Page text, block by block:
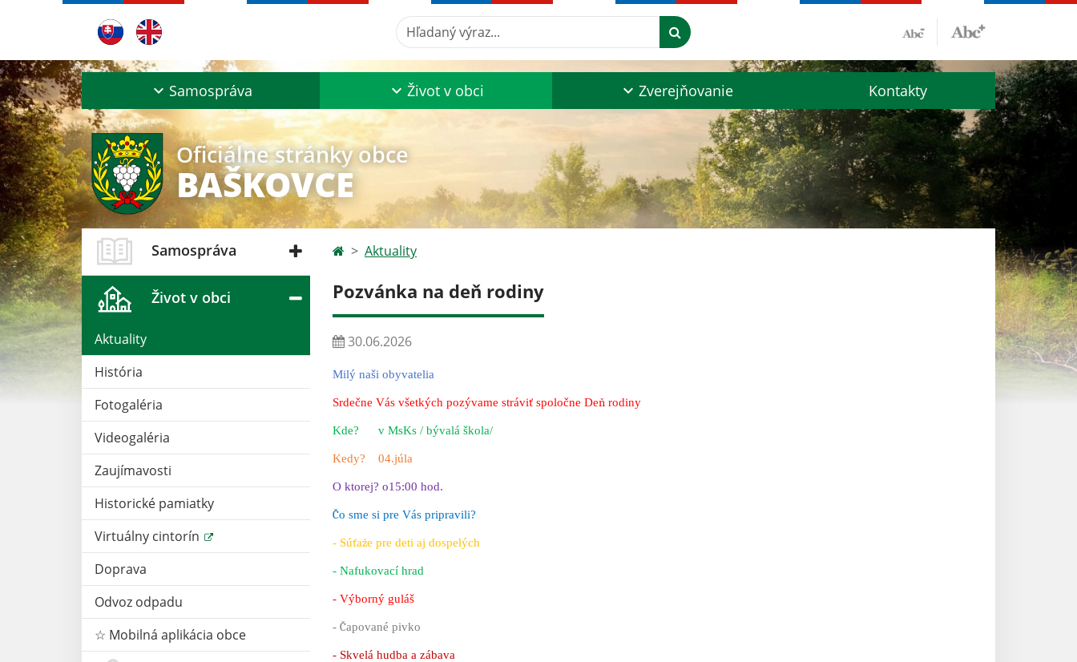
Hľadaný výraz...
Samospráva Život v obci Zverejňovanie Kontakty
Oficiálne stránky obce
BAŠKOVCE
Samospráva
Život v obci
Aktuality
História
Fotogaléria
Videogaléria
Zaujímavosti
Historické pamiatky
Virtuálny cintorín
Doprava
Odvoz odpadu
☆ Mobilná aplikácia obce
Aktuality
Pozvánka na deň rodiny
30.06.2026
Milý naši obyvatelia
Srdečne Vás všetkých pozývame stráviť spoločne Deň rodiny
Kde? v MsKs / bývalá škola/
Kedy? 04.júla
O ktorej? o15:00 hod.
Čo sme si pre Vás pripravili?
- Súťaže pre deti aj dospelých
- Nafukovací hrad
- Výborný guláš
- Čapované pivko
- Skvelá hudba a zábava